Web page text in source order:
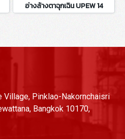
อ่างล้างตาฉุกเฉิน UPEW 14
Pinklao-Nakornchaisri
Bangkok 10170,